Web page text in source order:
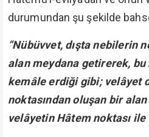
durumundan şu şekilde
“Nübüvvet, dışta nebilerin
alan meydana getirerek,
kemâle erdiği gibi; velâyet
noktasından oluşan bir
velâyetin Hâtem noktası